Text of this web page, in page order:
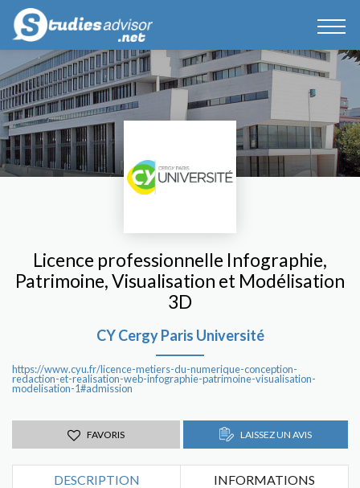
Licence professionnelle Infographie,
Patrimoine, Visualisation et Modélisation
3D
CY Cergy Paris Université
https://www.cyu.fr/licence-metiers-du-numerique-conception-
redaction-et-realisation-web-infographie-patrimoine-visualisation-
modelisation-1#admission
FAVORIS LAISSEZ UN AVIS
DESCRIPTION INFORMATIONS